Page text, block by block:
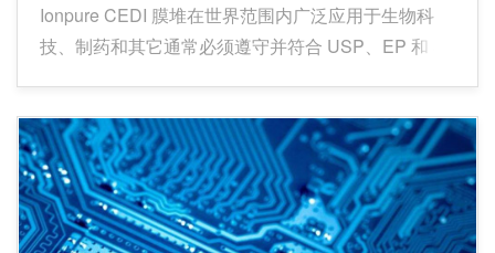
Ionpure CEDI 膜堆在世界范围内广泛应用于生物科
技、制药和其它通常必须遵守并符合 USP、EP 和 JP